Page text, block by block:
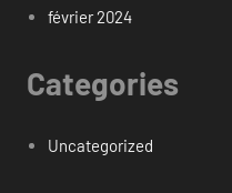
février 2024
Categories
Uncategorized